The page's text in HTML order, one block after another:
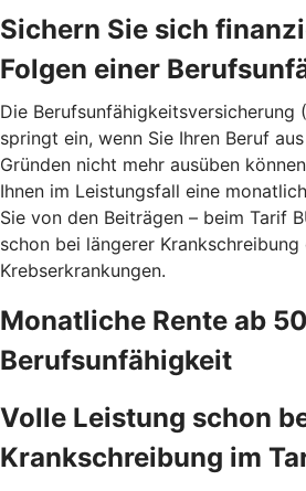
Sichern Sie sich
Folgen einer
Die Berufsunfähigkeitsversicherung
springt ein, wenn Sie Ihren Beruf
Gründen nicht mehr ausüben
Ihnen im Leistungsfall eine
Sie von den Beiträgen – beim Tarif
schon bei längerer
Krebserkrankungen.
Monatliche Rente ab
Berufsunfähigkeit
Volle Leistung schon
Krankschreibung im